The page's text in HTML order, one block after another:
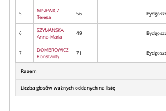
5
MISIEWICZ
Teresa
56
6
SZYMAŃSKA
Anna-Maria
49
7
DOMBROWICZ
Konstanty
71
Razem
Liczba głosów ważnych oddanych na listę